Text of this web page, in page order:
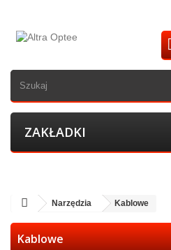
ZAKŁADKI
Narzędzia Kablowe
Kablowe